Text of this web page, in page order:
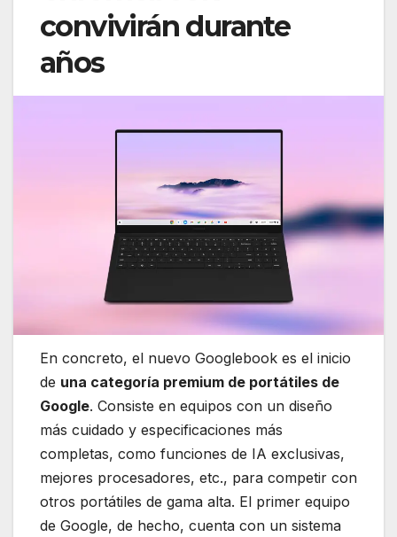
convivirán durante
años
En concreto, el nuevo Googlebook es el inicio
de una categoría premium de portátiles de
Google. Consiste en equipos con un diseño
más cuidado y especificaciones más
completas, como funciones de IA exclusivas,
mejores procesadores, etc., para competir con
otros portátiles de gama alta. El primer equipo
de Google, de hecho, cuenta con un sistema